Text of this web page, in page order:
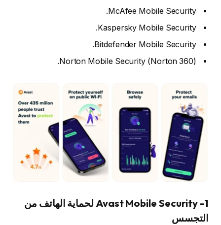
McAfee Mobile Security.
Kaspersky Mobile Security.
Bitdefender Mobile Security.
Norton Mobile Security (Norton 360).
1- Avast Mobile Security لحماية الهاتف من
التجسس